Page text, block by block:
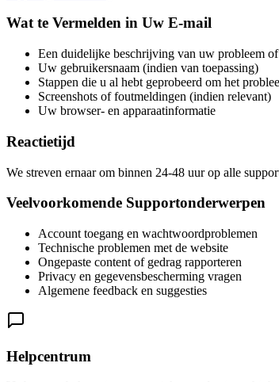
Wat te Vermelden in Uw E-mail
Een duidelijke beschrijving van uw probleem
Uw gebruikersnaam (indien van toepassing)
Stappen die u al hebt geprobeerd om het
Screenshots of foutmeldingen (indien relevant)
Uw browser- en apparaatinformatie
Reactietijd
We streven ernaar om binnen 24-48 uur op alle
Veelvoorkomende Supportonderwerpen
Account toegang en wachtwoordproblemen
Technische problemen met de website
Ongepaste content of gedrag rapporteren
Privacy en gegevensbescherming vragen
Algemene feedback en suggesties
Helpcentrum